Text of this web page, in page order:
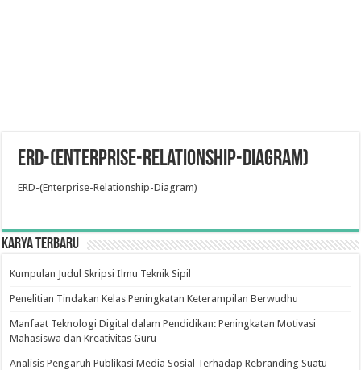
ERD-(Enterprise-Relationship-Diagram)
ERD-(Enterprise-Relationship-Diagram)
Karya Terbaru
Kumpulan Judul Skripsi Ilmu Teknik Sipil
Penelitian Tindakan Kelas Peningkatan Keterampilan Berwudhu
Manfaat Teknologi Digital dalam Pendidikan: Peningkatan Motivasi
Mahasiswa dan Kreativitas Guru
Analisis Pengaruh Publikasi Media Sosial Terhadap Rebranding Suatu